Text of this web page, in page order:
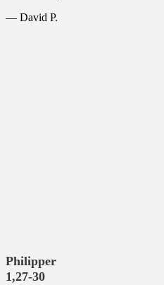
— David P.
Philipper
1,27-30